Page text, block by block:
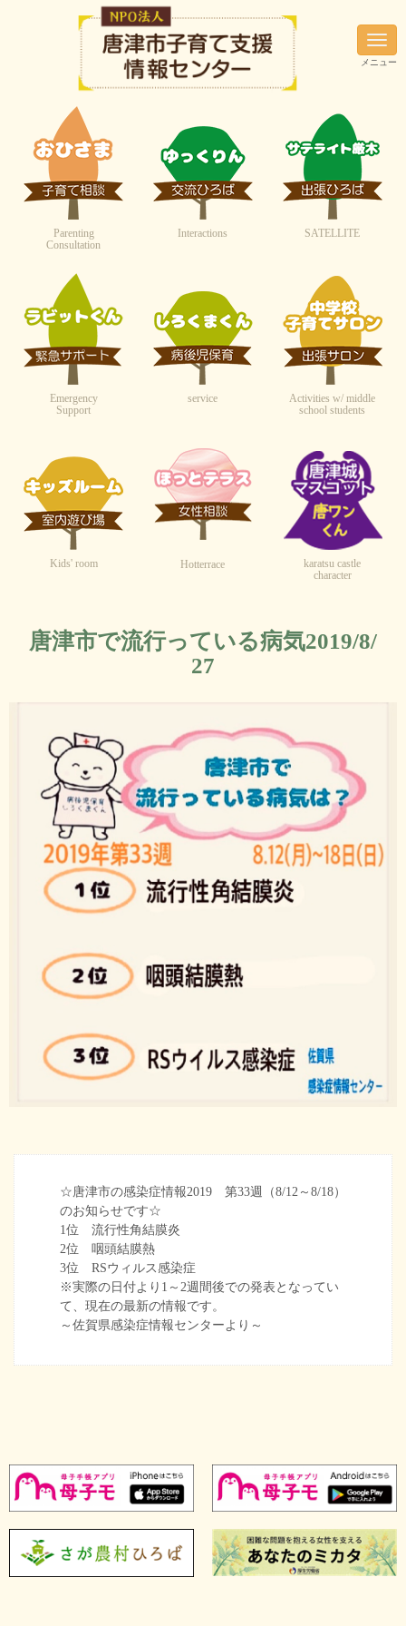
N
a
v
i
o
メニュー
Parenting
Consultation
Interactions SATELLITE
Emergency
Support
service
Activities w/ middle
school students
Kids' room Hotterrace
karatsu castle
character
唐津市で流行っている病気2019/8/
27
☆唐津市の感染症情報2019 第33週（8/12～8/18）
のお知らせです☆
1位 流行性角結膜炎
2位 咽頭結膜熱
3位 RSウィルス感染症
※実際の日付より1～2週間後での発表となってい
て、現在の最新の情報です。
～佐賀県感染症情報センターより～